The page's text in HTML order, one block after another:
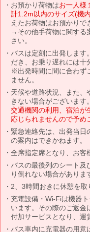
お預かり荷物はお一人様
計1.2m以内のサイズ(機
えたお荷物はお預かりで
→その他手荷物に関する
さい。
バスは定刻に出発します
だき、お乗り遅れには十
※出発時間に間に合わず
ません。
天候や道路状況、また、
きない場合がございます。
交通機関の利用、宿泊が
応じられませんので予め
緊急連絡先は、出発当日
の案内はできかねます。
全席指定席となり、お客
バスの最後列のシート及
り倒れない場合がありま
2、3時間おきに休憩を取
充電設備・Wi-Fiは機器
います。その際のご返金
付加サービスとなり、運
バス車内に充電器の用意